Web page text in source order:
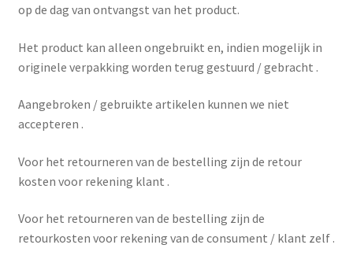
op de dag van ontvangst van het product.
Het product kan alleen ongebruikt en, indien mogelijk in
originele verpakking worden terug gestuurd / gebracht .
Aangebroken / gebruikte artikelen kunnen we niet
accepteren .
Voor het retourneren van de bestelling zijn de retour
kosten voor rekening klant .
Voor het retourneren van de bestelling zijn de
retourkosten voor rekening van de consument / klant zelf .